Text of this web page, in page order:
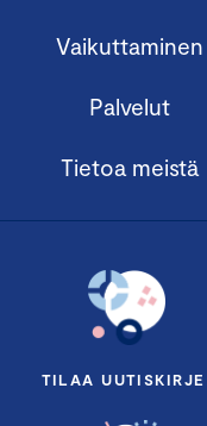
Vaikuttaminen
Palvelut
Tietoa meistä
TILAA UUTISKIRJE